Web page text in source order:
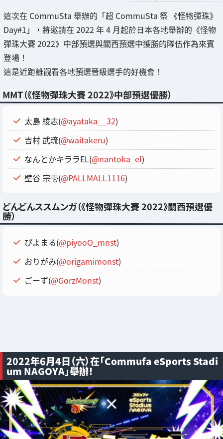
這次在 CommuSta 舉辦的「超 CommuSta 祭 《怪物彈珠》
Day#1」，將邀請在 2022 年 4 月起於日本各地舉辦的《怪物
彈珠大賽 2022》中部預選與關西預選中獲勝的隊伍作為來賓
登場！
這是近距離觀看各地預選晉級選手的好機會！
MMT（《怪物彈珠大賽 2022》中部預選優勝）
太島 綾志(@ayataka__32)
吉村 武琉(@waitakeru)
なんとかキララEL(@nantoka_el)
壁谷 宗壱(@PALLMALL1116)
どんどんススムンガ（《怪物彈珠大賽 2022》關西預選優
勝）
ぴよまる(@piyooO_mnst)
おりがみ(@origamimonst)
ごーず(@GorzMonst)
2022年6月4日（六）在「Commufa eSports Stadi
um NAGOYA」舉辦！